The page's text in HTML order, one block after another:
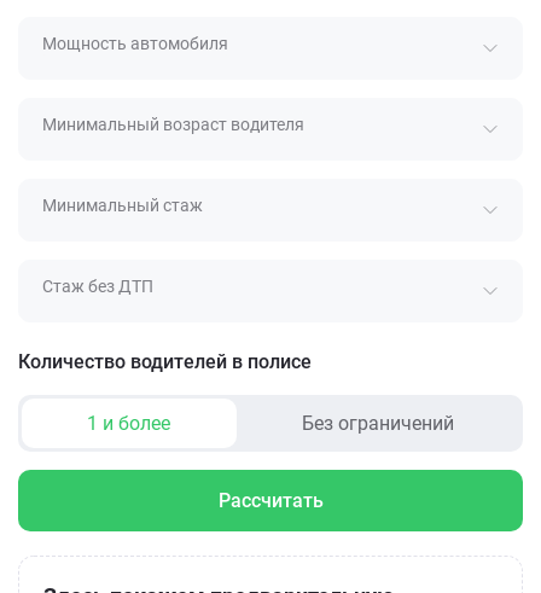
Мощность автомобиля
Минимальный возраст водителя
Минимальный стаж
Стаж без ДТП
Количество водителей в полисе
1 и более Без ограничений
Рассчитать